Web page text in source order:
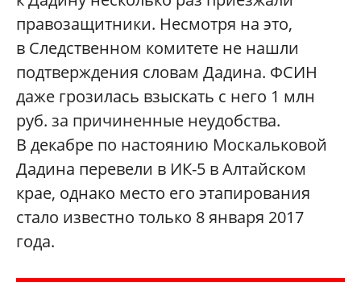
правозащитники. Несмотря на это,
в Следственном комитете не нашли
подтверждения словам Дадина. ФСИН
даже грозилась взыскать с него 1 млн
руб. за причиненные неудобства.
В декабре по настоянию Москальковой
Дадина перевели в ИК-5 в Алтайском
крае, однако место его этапирования
стало известно только 8 января 2017
года.